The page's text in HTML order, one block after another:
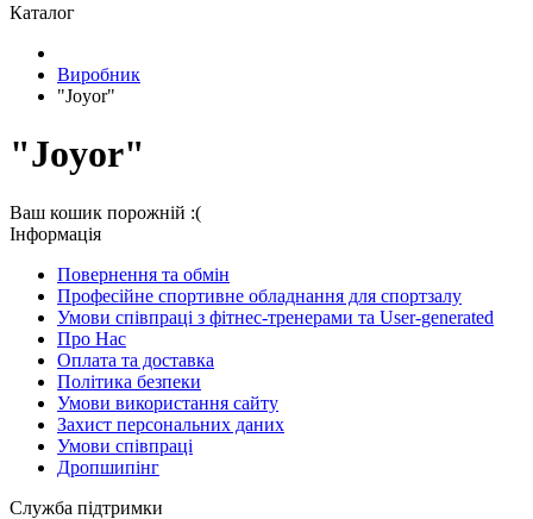
Каталог
Виробник
"Joyor"
"Joyor"
Ваш кошик порожній :(
Iнформація
Повернення та обмін
Професійне спортивне обладнання для спортзалу
Умови співпраці з фітнес-тренерами та User-generated
Про Нас
Оплата та доставка
Політика безпеки
Умови використання сайту
Захист персональних даних
Умови співпраці
Дропшипінг
Служба підтримки